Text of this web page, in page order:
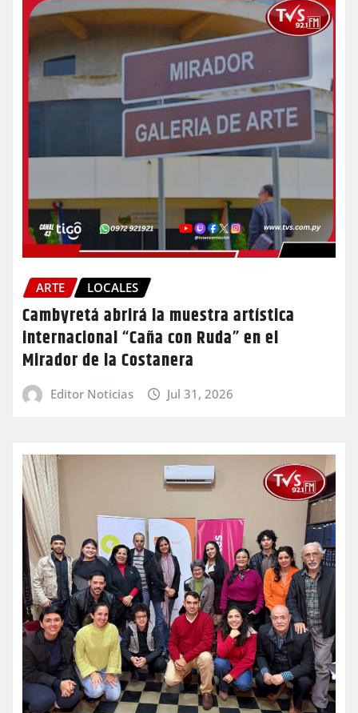
ARTE LOCALES
Cambyretá abrirá la muestra artística
internacional “Caña con Ruda” en el
Mirador de la Costanera
Editor Noticias Jul 31, 2026